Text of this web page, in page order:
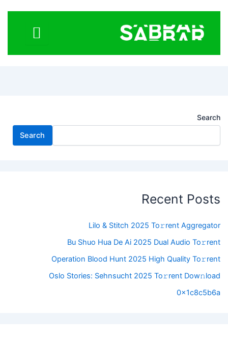
Search
Search
Recent Posts
Lilo & Stitch 2025 To𝚛rent Aggregator
Bu Shuo Hua De Ai 2025 Dual Audio To𝚛rent
Operation Blood Hunt 2025 High Quality To𝚛rent
Oslo Stories: Sehnsucht 2025 To𝚛rent Dow𝚗load
0x1c8c5b6a